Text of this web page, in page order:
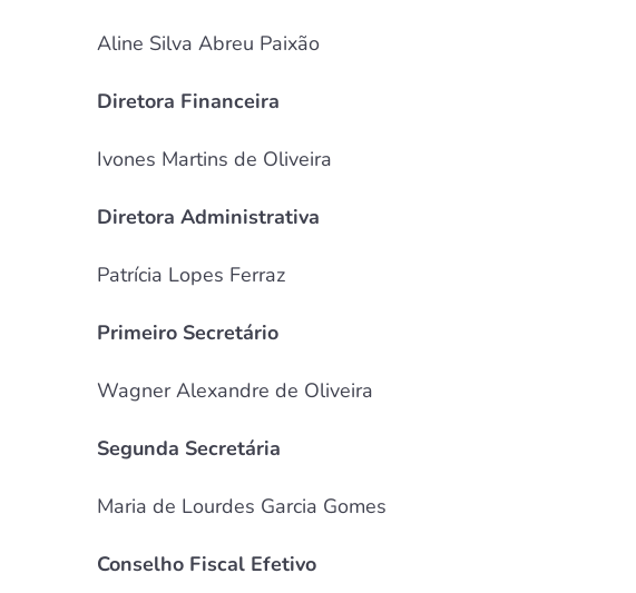
Aline Silva Abreu Paixão
Diretora Financeira
Ivones Martins de Oliveira
Diretora Administrativa
Patrícia Lopes Ferraz
Primeiro Secretário
Wagner Alexandre de Oliveira
Segunda Secretária
Maria de Lourdes Garcia Gomes
Conselho Fiscal Efetivo